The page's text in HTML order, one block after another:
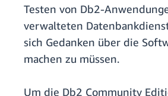
Testen von Db2-
verwalteten
sich Gedanken über die
machen zu müssen.
Um die Db2 Community